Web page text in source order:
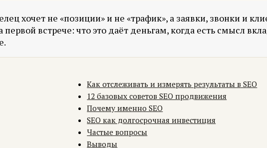
хочет не «позиции» и не «трафик», а заявки, звонки и
встрече: что это даёт деньгам, когда есть смысл
Как отслеживать и измерять результаты в SEO
12 базовых советов SEO продвижения
Почему именно SEO
SEO как долгосрочная инвестиция
Частые вопросы
Выводы